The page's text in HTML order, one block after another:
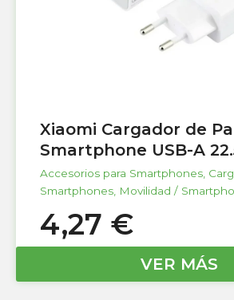
Xiaomi Cargador de
Smartphone USB-A
Accesorios para Smartphones,
Smartphones, Movilidad /
4,27 €
VER MÁS